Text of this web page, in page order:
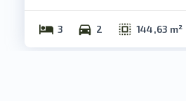
3 2 144,63 m²